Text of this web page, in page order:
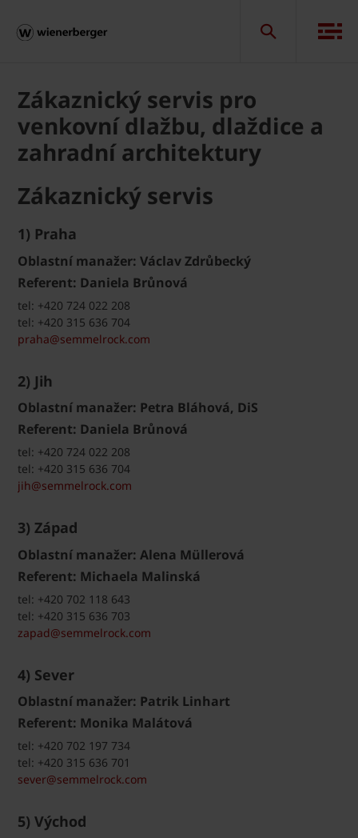
Zákaznický servis pro
venkovní dlažbu, dlaždice a
zahradní architektury
Zákaznický servis
1) Praha
Oblastní manažer: Václav Zdrůbecký
Referent: Daniela Brůnová
tel: +420 724 022 208
tel: +420 315 636 704
praha@semmelrock.com
2) Jih
Oblastní manažer: Petra Bláhová, DiS
Referent: Daniela Brůnová
tel: +420 724 022 208
tel: +420 315 636 704
jih@semmelrock.com
3) Západ
Oblastní manažer: Alena Müllerová
Referent: Michaela Malinská
tel: +420 702 118 643
tel: +420 315 636 703
zapad@semmelrock.com
4) Sever
Oblastní manažer: Patrik Linhart
Referent: Monika Malátová
tel: +420 702 197 734
tel: +420 315 636 701
sever@semmelrock.com
5) Východ